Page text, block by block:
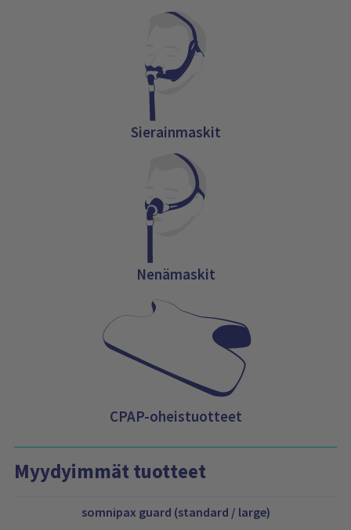
Sierainmaskit
Nenämaskit
CPAP-oheistuotteet
Myydyimmät tuotteet
somnipax guard (standard / large)